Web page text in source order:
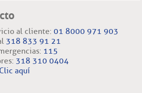
al cliente:01 8000 971 903
318 833 91 21
115
318 310 0404
Clic aquí